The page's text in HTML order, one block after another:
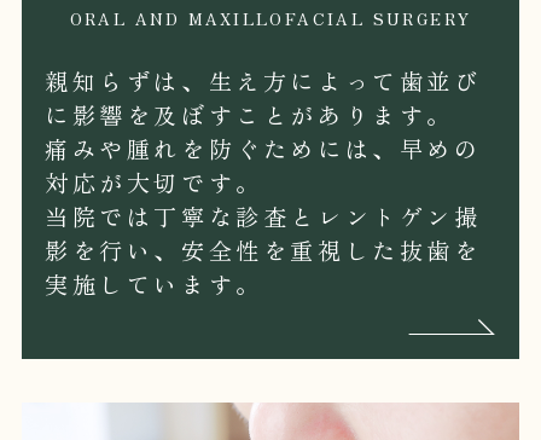
ORAL AND MAXILLOFACIAL SURGERY
親知らずは、生え方によって歯並び
に影響を及ぼすことがあります。
痛みや腫れを防ぐためには、早めの
対応が大切です。
当院では丁寧な診査とレントゲン撮
影を行い、安全性を重視した抜歯を
実施しています。